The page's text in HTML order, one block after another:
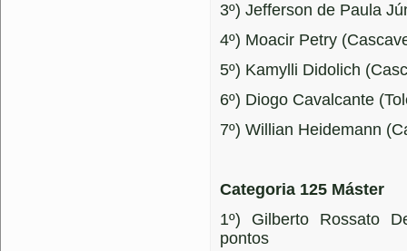
3º) Jefferson de Paula
4º) Moacir Petry
5º) Kamylli Didolich
6º) Diogo Cavalcante
7º) Willian Heidemann
Categoria 125 Máster
1º) Gilberto Rossato
pontos